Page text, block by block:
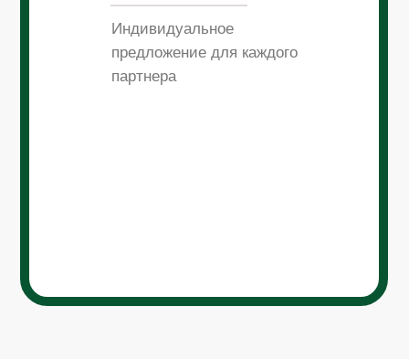
Индивидуальное
предложение для каждого
партнера